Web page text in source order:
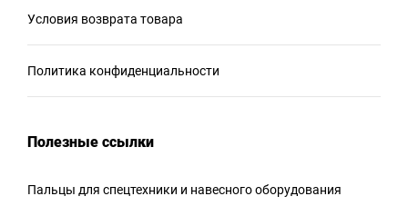
Условия возврата товара
Политика конфиденциальности
Полезные ссылки
Пальцы для спецтехники и навесного оборудования